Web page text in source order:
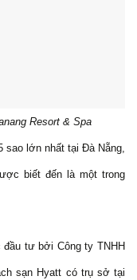
Resort & Spa
sao lớn nhất tại Đà Nẵng,
biết đến là một trong
tư bởi Công ty TNHH
sạn Hyatt có trụ sở tại